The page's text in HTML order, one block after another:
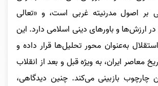
بر اصول مدرنیته غربی است، و «تعالی
ارزش‌ها و باورهای دینی اسلامی دارد. این
به‌عنوان محور تحلیل‌ها قرار داده و
معاصر ایران، به ویژه قبل و بعد از انقلاب
چارچوب بازبینی می‌کند. چنین دیدگاهی،